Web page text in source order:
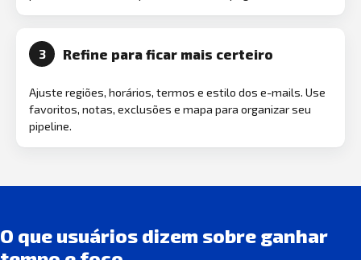
3 Refine para ficar mais certeiro
Ajuste regiões, horários, termos e estilo dos e-mails. Use
favoritos, notas, exclusões e mapa para organizar seu
pipeline.
O que usuários dizem sobre ganhar